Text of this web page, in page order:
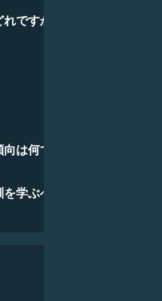
ですか？
は何ですか？
学ぶべきなのでし